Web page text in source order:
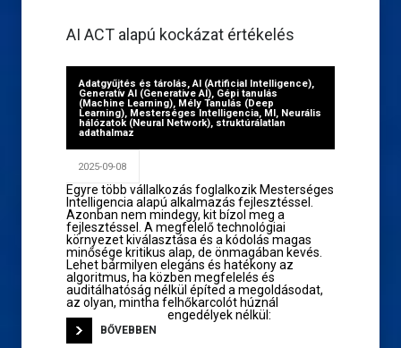
AI ACT alapú kockázat értékelés
Adatgyűjtés és tárolás,AI (Artificial Intelligence),
Generatív AI (Generative AI), Gépi tanulás
(Machine Learning), Mély Tanulás (Deep
Learning), Mesterséges Intelligencia, MI, Neurális
hálózatok (Neural Network), struktúrálatlan
adathalmaz
2025-09-08
Egyre több vállalkozás foglalkozik Mesterséges
Intelligencia alapú alkalmazás fejlesztéssel.
Azonban nem mindegy, kit bízol meg a
fejlesztéssel. A megfelelő technológiai
környezet kiválasztása és a kódolás magas
minősége kritikus alap, de önmagában kevés.
Lehet bármilyen elegáns és hatékony az
algoritmus, ha közben megfelelés és
auditálhatóság nélkül építed a megoldásodat,
az olyan, mintha felhőkarcolót húznál
engedélyek nélkül:
BŐVEBBEN